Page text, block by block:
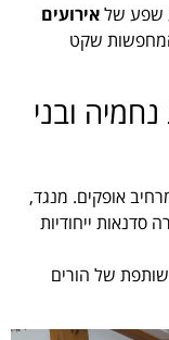
שפע שלאירועים
שקט
ובני
אופקים. מנגד,
סדנאות ייחודיות
של הורים